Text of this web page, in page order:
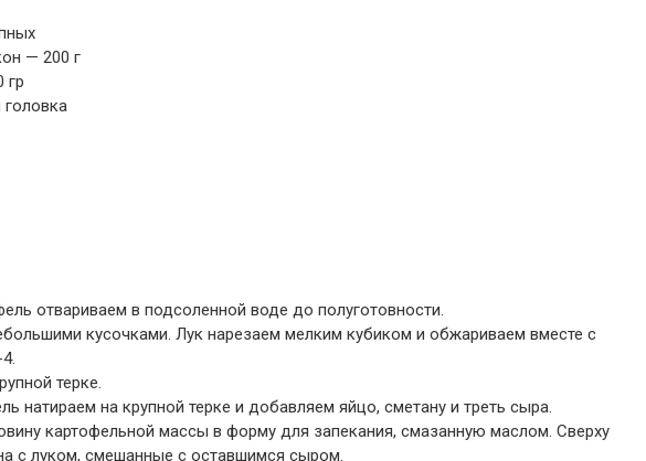
— 200 г
гр
отвариваем в подсоленной воде до полуготовности.
кусочками. Лук нарезаем мелким кубиком и обжариваем вместе с
терке.
натираем на крупной терке и добавляем яйцо, сметану и треть сыра.
картофельной массы в форму для запекания, смазанную маслом. Сверху
с луком, смешанные с оставшимся сыром.